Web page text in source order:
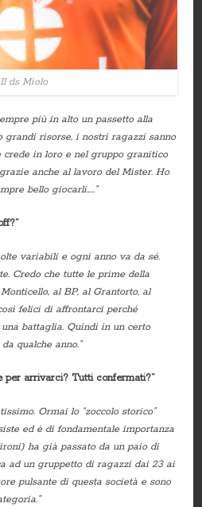
Il ds Miolo
più in alto un passetto alla
grandi risorse, i nostri ragazzi sanno
crede in loro e nel gruppo granitico
anche al lavoro del Mister. Ho
bello giocarli…..”
variabili e ogni anno va da sé.
Credo che tutte le prime della
al BP, al Grantorto, al
felici di affrontarci perché
battaglia. Quindi in un certo
qualche anno.”
per arrivarci? Tutti confermati?”
Ormai lo “zoccolo storico”
ed è di fondamentale importanza
ha già passato da un paio di
ad un gruppetto di ragazzi dai 23 ai
pulsante di questa società e sono